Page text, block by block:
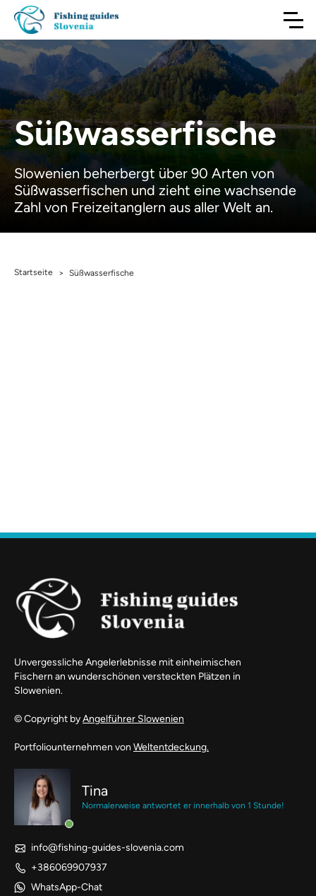
Süßwasserfische
Slowenien beherbergt über 90 Arten von
Süßwasserfischen und zieht eine wachsende
Zahl von Freizeitanglern aus aller Welt an.
Startseite > Süßwasserfische
Unvergessliche Angelerlebnisse mit einheimischen
Fischern an wunderschönen versteckten Plätzen in
Slowenien.
© Copyright byAngelführer Slowenien
Portfoliounternehmen von Weltentdeckung.
Tina
Normalerweise antwortet er innerhalb von 1 Stunde!
info@fishing-guides-slovenia.com
+386069907937
WhatsApp-Chat